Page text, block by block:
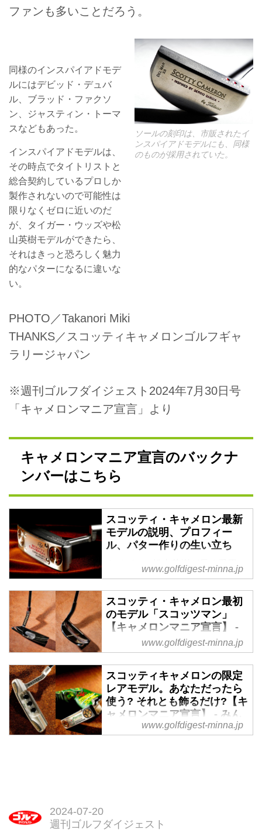
ファンも多いことだろう。
同様のインスパイアドモデ
ルにはデビッド・デュバ
ル、ブラッド・ファクソ
ン、ジャスティン・トーマ
スなどもあった。
インスパイアドモデルは、
その時点でタイトリストと
総合契約しているプロしか
製作されないので可能性は
限りなくゼロに近いのだ
が、タイガー・ウッズや松
山英樹モデルができたら、
それはきっと恐ろしく魅力
的なパターになるに違いな
い。
ソールの刻印は、市販されたイ
ンスパイアドモデルにも、同様
のものが採用されていた。
PHOTO／Takanori Miki
THANKS／スコッティキャメロンゴルフギャ
ラリージャパン
※週刊ゴルフダイジェスト2024年7月30日号
「キャメロンマニア宣言」より
キャメロンマニア宣言のバックナ
ンバーはこちら
スコッティ・キャメロン最新
モデルの説明、プロフィー
ル、パター作りの生い立ち
タイガー、松山英樹が長く愛用
し、世界中のゴルファーから憧れ
られるパターブランド、スコッテ
ィキャメロンの魅力を追いかける
新シリーズ【キャメロンマニア宣
言】。
www.golfdigest-minna.jp
スコッティ・キャメロン最初
のモデル「スコッツマン」
【キャメロンマニア宣言】 -
みんなのゴルフダイジェスト
し、世界中のゴルファーから憧れ
られるパターブランドの魅力を追
いかけるシリーズ。第19回はスコ
ッティ・キャメロンの名が世界に
知られる以前のクラシックモデル
www.golfdigest-minna.jp
スコッティキャメロンの限定
レアモデル。あなただったら
使う? それとも飾るだけ?【キ
ャメロンマニア宣言】 - みん
なのゴルフダイジェスト
www.golfdigest-minna.jp
2024-07-20
週刊ゴルフダイジェスト